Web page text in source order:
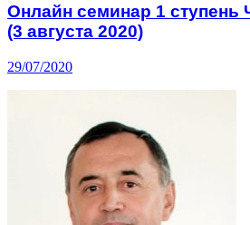
Онлайн семинар 1
(3 августа 2020)
29/07/2020